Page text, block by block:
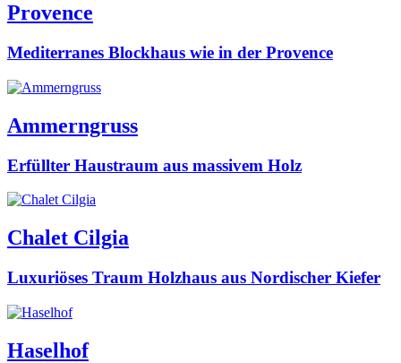
Provence
Mediterranes Blockhaus wie in der Provence
Ammerngruss
Erfüllter Haustraum aus massivem Holz
Chalet Cilgia
Luxuriöses Traum Holzhaus aus Nordischer Kiefer
Haselhof